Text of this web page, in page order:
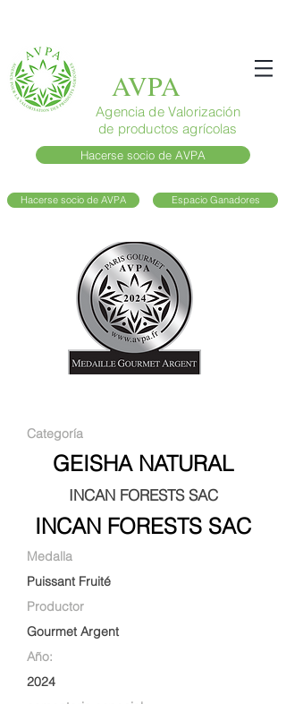
AVPA
Agencia de Valorización
de productos agrícolas
Hacerse socio de AVPA
Hacerse socio de AVPA Espacio Ganadores
Categoría
GEISHA NATURAL
INCAN FORESTS SAC
INCAN FORESTS SAC
Medalla
Puissant Fruité
Productor
Gourmet Argent
Año:
2024